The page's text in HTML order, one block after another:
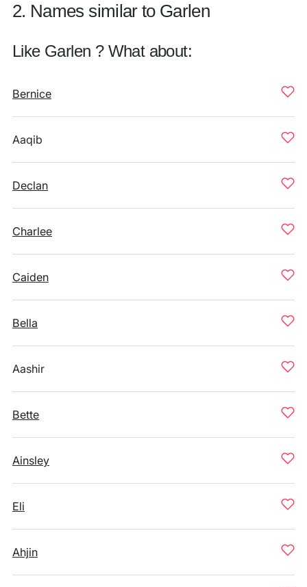
2. Names similar to Garlen
Like Garlen ? What about:
Bernice
Aaqib
Declan
Charlee
Caiden
Bella
Aashir
Bette
Ainsley
Eli
Ahjin